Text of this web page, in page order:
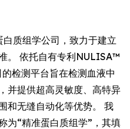
质组学公司，致力于建立
。 依托自有专利NULISA™
检测平台旨在检测血液中
并提供超高灵敏度、高特异
和无缝自动化等优势。 我
为“精准蛋白质组学”，其填